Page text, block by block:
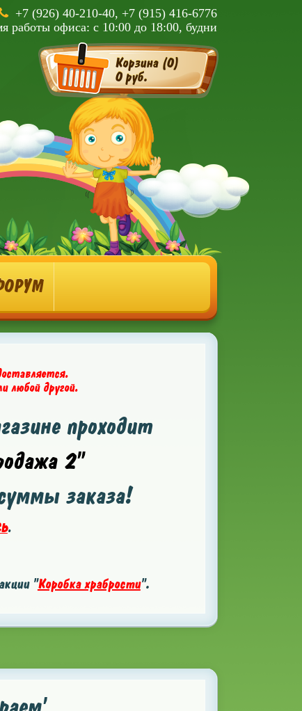
+7 (926) 40-210-40, +7 (915) 416-6776
работы офиса: с 10:00 до 18:00, будни
Корзина (0)
0 руб.
любой другой.
проходит
2"
заказа!
.
"Коробка храбрости".